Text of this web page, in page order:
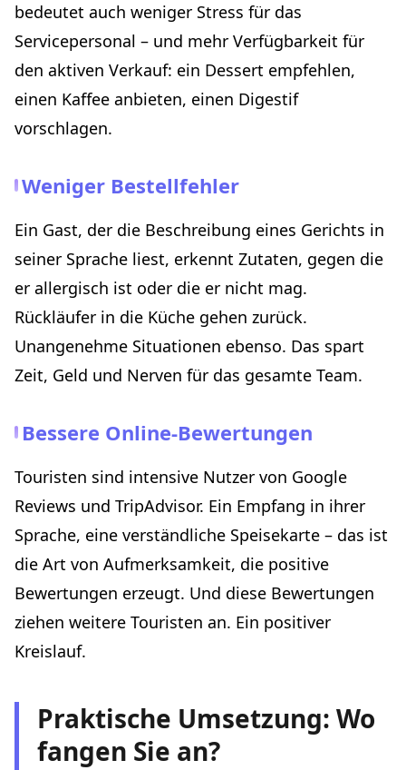
bedeutet auch weniger Stress für das
Servicepersonal – und mehr Verfügbarkeit für
den aktiven Verkauf: ein Dessert empfehlen,
einen Kaffee anbieten, einen Digestif
vorschlagen.
Weniger Bestellfehler
Ein Gast, der die Beschreibung eines Gerichts in
seiner Sprache liest, erkennt Zutaten, gegen die
er allergisch ist oder die er nicht mag.
Rückläufer in die Küche gehen zurück.
Unangenehme Situationen ebenso. Das spart
Zeit, Geld und Nerven für das gesamte Team.
Bessere Online-Bewertungen
Touristen sind intensive Nutzer von Google
Reviews und TripAdvisor. Ein Empfang in ihrer
Sprache, eine verständliche Speisekarte – das ist
die Art von Aufmerksamkeit, die positive
Bewertungen erzeugt. Und diese Bewertungen
ziehen weitere Touristen an. Ein positiver
Kreislauf.
Praktische Umsetzung: Wo
fangen Sie an?